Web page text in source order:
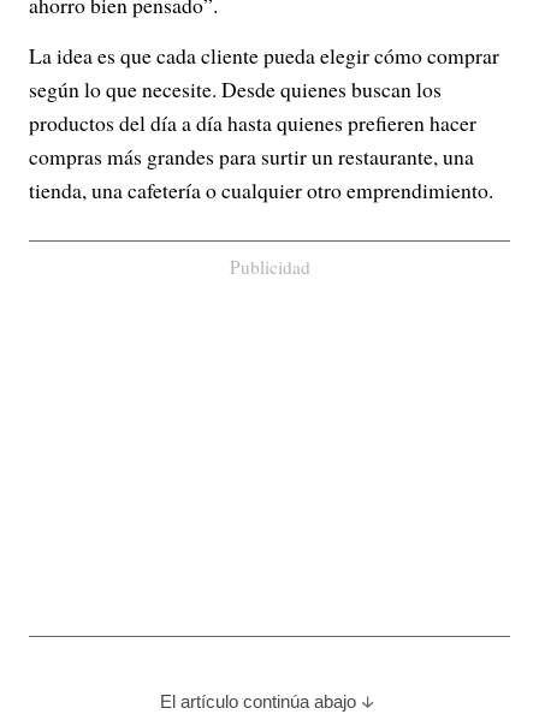
La idea es que cada cliente pueda elegir cómo comprar
según lo que necesite. Desde quienes buscan los
productos del día a día hasta quienes prefieren hacer
compras más grandes para surtir un restaurante, una
tienda, una cafetería o cualquier otro emprendimiento.
Publicidad
El artículo continúa abajo